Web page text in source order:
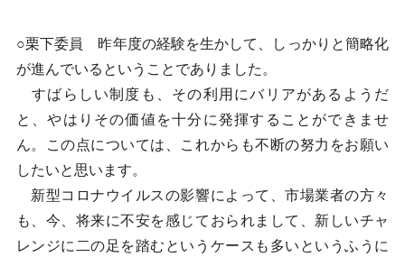
○栗下委員 昨年度の経験を生かして、しっかりと簡略化
が進んでいるということでありました。
すばらしい制度も、その利用にバリアがあるようだ
と、やはりその価値を十分に発揮することができませ
ん。この点については、これからも不断の努力をお願い
したいと思います。
新型コロナウイルスの影響によって、市場業者の方々
も、今、将来に不安を感じておられまして、新しいチャ
レンジに二の足を踏むというケースも多いというふうに